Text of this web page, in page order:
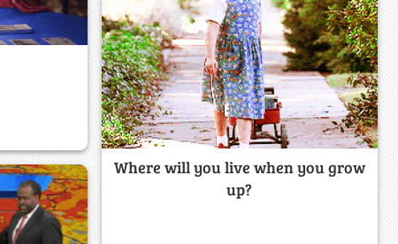
Where will you live when you grow
up?